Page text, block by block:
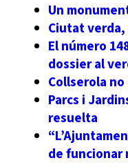
Un
Ciutat
El número
dossier al
Collserola
Parcs i
resuelta
de funcionar